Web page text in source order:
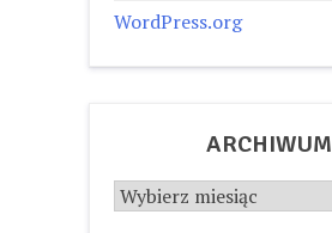
WordPress.org
ARCHIWUM
Archiwum